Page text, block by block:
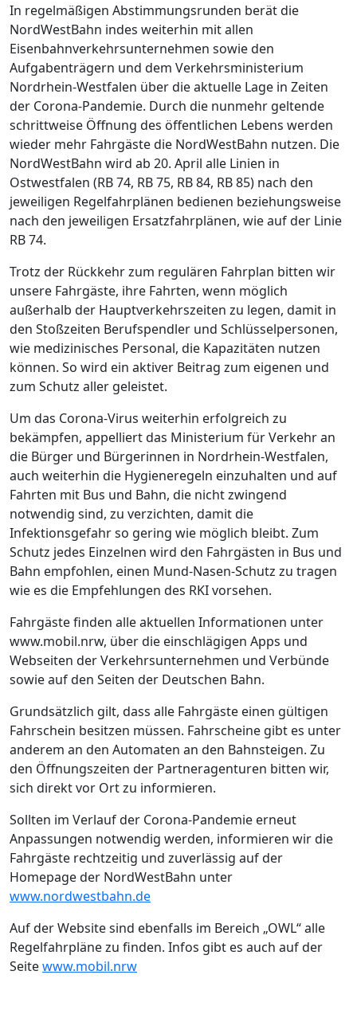
In regelmäßigen Abstimmungsrunden berät die
NordWestBahn indes weiterhin mit allen
Eisenbahnverkehrsunternehmen sowie den
Aufgabenträgern und dem Verkehrsministerium
Nordrhein-Westfalen über die aktuelle Lage in Zeiten
der Corona-Pandemie. Durch die nunmehr geltende
schrittweise Öffnung des öffentlichen Lebens werden
wieder mehr Fahrgäste die NordWestBahn nutzen. Die
NordWestBahn wird ab 20. April alle Linien in
Ostwestfalen (RB 74, RB 75, RB 84, RB 85) nach den
jeweiligen Regelfahrplänen bedienen beziehungsweise
nach den jeweiligen Ersatzfahrplänen, wie auf der Linie
RB 74.
Trotz der Rückkehr zum regulären Fahrplan bitten wir
unsere Fahrgäste, ihre Fahrten, wenn möglich
außerhalb der Hauptverkehrszeiten zu legen, damit in
den Stoßzeiten Berufspendler und Schlüsselpersonen,
wie medizinisches Personal, die Kapazitäten nutzen
können. So wird ein aktiver Beitrag zum eigenen und
zum Schutz aller geleistet.
Um das Corona-Virus weiterhin erfolgreich zu
bekämpfen, appelliert das Ministerium für Verkehr an
die Bürger und Bürgerinnen in Nordrhein-Westfalen,
auch weiterhin die Hygieneregeln einzuhalten und auf
Fahrten mit Bus und Bahn, die nicht zwingend
notwendig sind, zu verzichten, damit die
Infektionsgefahr so gering wie möglich bleibt. Zum
Schutz jedes Einzelnen wird den Fahrgästen in Bus und
Bahn empfohlen, einen Mund-Nasen-Schutz zu tragen
wie es die Empfehlungen des RKI vorsehen.
Fahrgäste finden alle aktuellen Informationen unter
www.mobil.nrw, über die einschlägigen Apps und
Webseiten der Verkehrsunternehmen und Verbünde
sowie auf den Seiten der Deutschen Bahn.
Grundsätzlich gilt, dass alle Fahrgäste einen gültigen
Fahrschein besitzen müssen. Fahrscheine gibt es unter
anderem an den Automaten an den Bahnsteigen. Zu
den Öffnungszeiten der Partneragenturen bitten wir,
sich direkt vor Ort zu informieren.
Sollten im Verlauf der Corona-Pandemie erneut
Anpassungen notwendig werden, informieren wir die
Fahrgäste rechtzeitig und zuverlässig auf der
Homepage der NordWestBahn unter
www.nordwestbahn.de
Auf der Website sind ebenfalls im Bereich „OWL“ alle
Regelfahrpläne zu finden. Infos gibt es auch auf der
Seitewww.mobil.nrw